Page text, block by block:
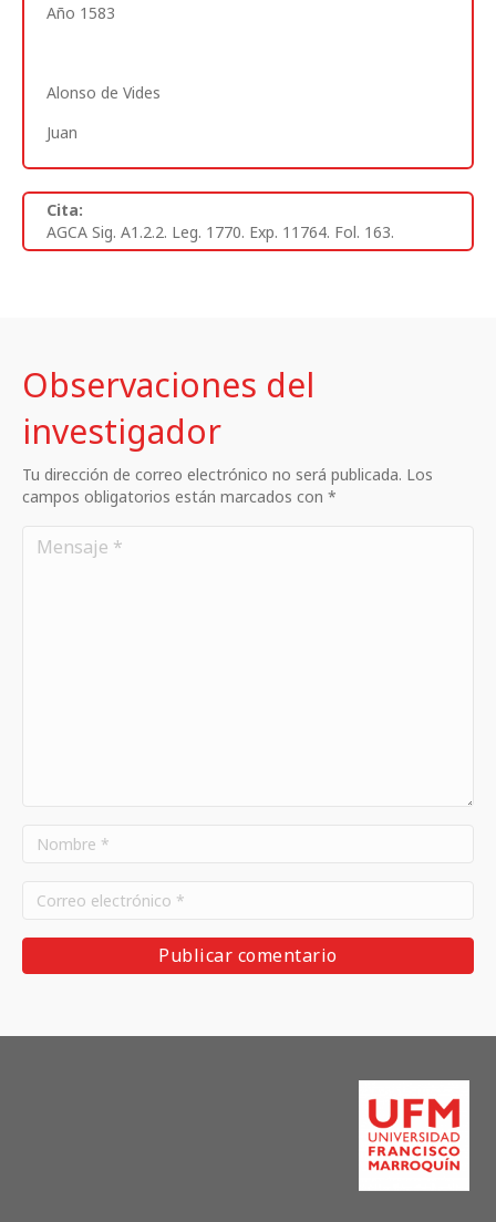
Año 1583
Alonso de Vides
Juan
Cita:
AGCA Sig. A1.2.2. Leg. 1770. Exp. 11764. Fol. 163.
Observaciones del
investigador
Tu dirección de correo electrónico no será publicada. Los
campos obligatorios están marcados con *